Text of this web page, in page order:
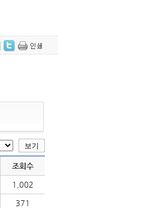
조회수
1,002
371